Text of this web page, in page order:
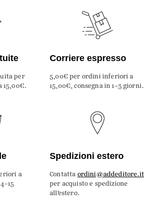
per
15,00€.
Corriere espresso
5,00€ per ordini inferiori a
15,00€, consegna in 1-3 giorni.
a
15
Spedizioni estero
Contatta ordini@addeditore.it
per acquisto e spedizione
all’estero.